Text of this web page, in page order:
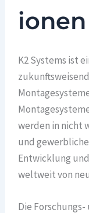
ionen
K2 Systems ist
werden in nicht
und
Entwicklung
weltweit von
Die